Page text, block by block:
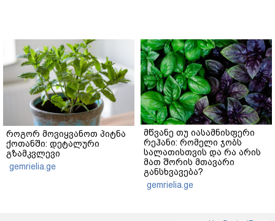
როგორ მოვიყვანოთ პიტნა
ქოთანში: დეტალური
გზამკვლევი
gemrielia.ge
მწვანე თუ იასამნისფერი
რეჰანი: რომელი ჯობს
სალათისთვის და რა არის
მათ შორის მთავარი
განსხვავება?
gemrielia.ge